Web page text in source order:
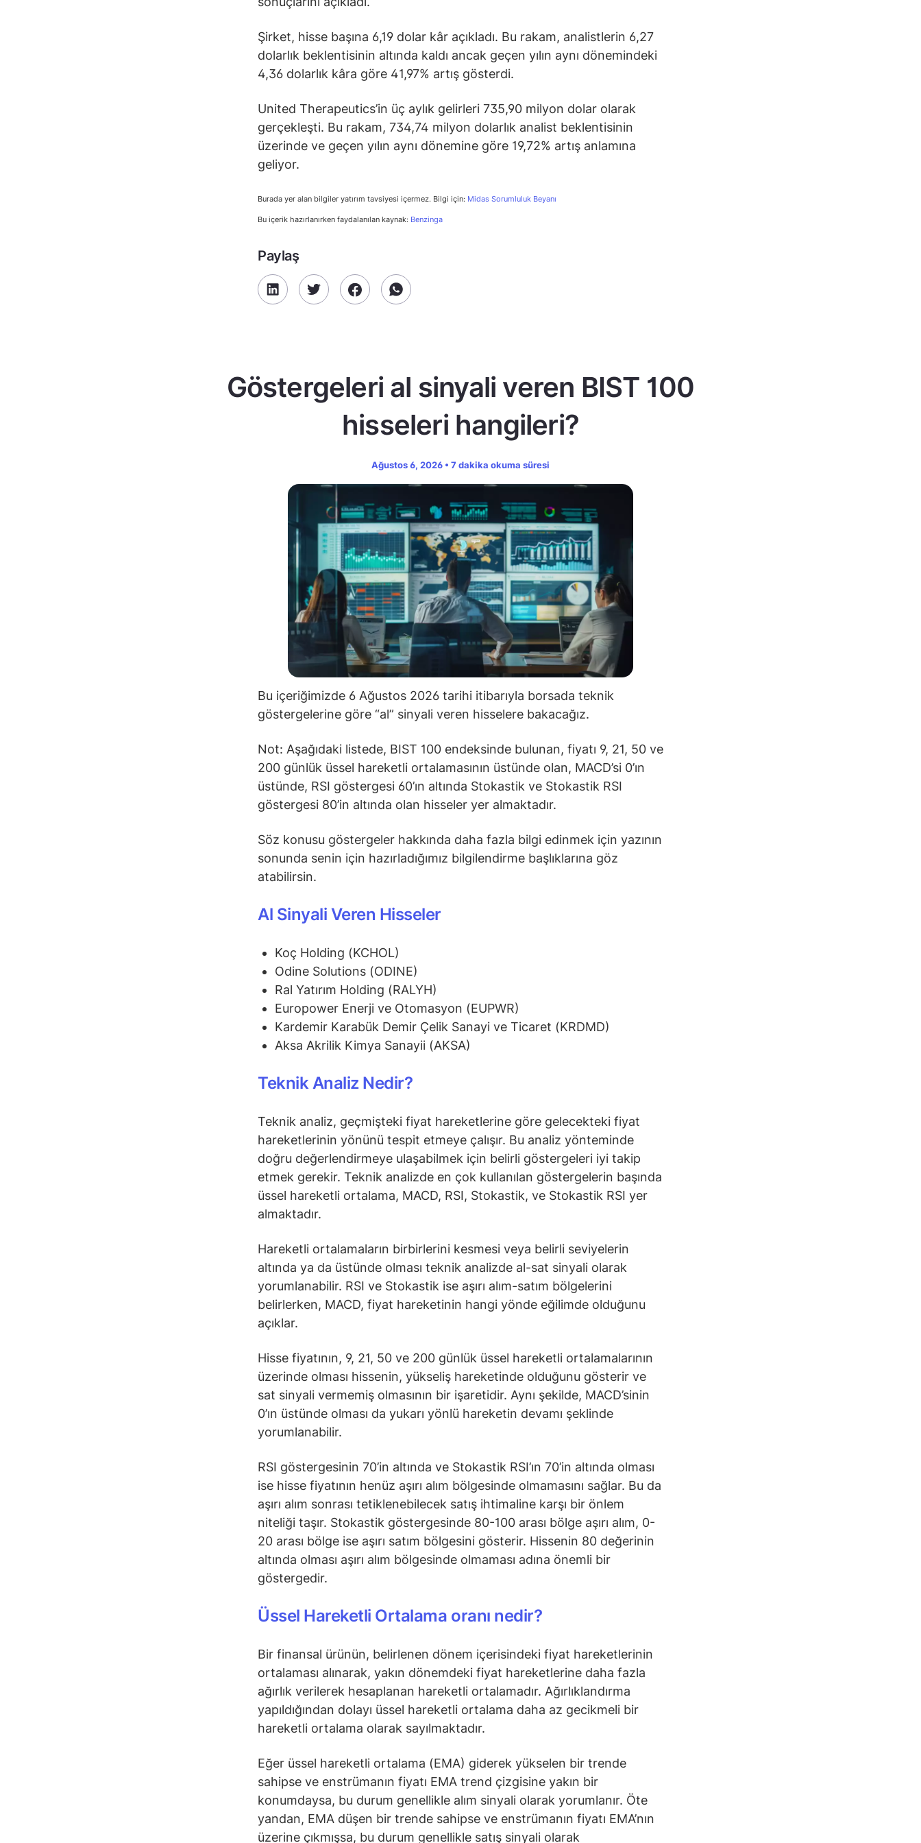
Şirket, hisse başına 6,19 dolar kâr açıkladı. Bu rakam, analistlerin 6,27
dolarlık beklentisinin altında kaldı ancak geçen yılın aynı dönemindeki
4,36 dolarlık kâra göre 41,97% artış gösterdi.
United Therapeutics’in üç aylık gelirleri 735,90 milyon dolar olarak
gerçekleşti. Bu rakam, 734,74 milyon dolarlık analist beklentisinin
üzerinde ve geçen yılın aynı dönemine göre 19,72% artış anlamına
geliyor.
Burada yer alan bilgiler yatırım tavsiyesi içermez. Bilgi için: Midas Sorumluluk Beyanı
Bu içerik hazırlanırken faydalanılan kaynak: Benzinga
Paylaş
Göstergeleri al sinyali veren BIST 100
hisseleri hangileri?
Ağustos 6, 2026 • 7 dakika okuma süresi
Bu içeriğimizde 6 Ağustos 2026 tarihi itibarıyla borsada teknik
göstergelerine göre “al” sinyali veren hisselere bakacağız.
Not: Aşağıdaki listede, BIST 100 endeksinde bulunan, fiyatı 9, 21, 50 ve
200 günlük üssel hareketli ortalamasının üstünde olan, MACD’si 0’ın
üstünde, RSI göstergesi 60’ın altında Stokastik ve Stokastik RSI
göstergesi 80’in altında olan hisseler yer almaktadır.
Söz konusu göstergeler hakkında daha fazla bilgi edinmek için yazının
sonunda senin için hazırladığımız bilgilendirme başlıklarına göz
atabilirsin.
Al Sinyali Veren Hisseler
Koç Holding (KCHOL)
Odine Solutions (ODINE)
Ral Yatırım Holding (RALYH)
Europower Enerji ve Otomasyon (EUPWR)
Kardemir Karabük Demir Çelik Sanayi ve Ticaret (KRDMD)
Aksa Akrilik Kimya Sanayii (AKSA)
Teknik Analiz Nedir?
Teknik analiz, geçmişteki fiyat hareketlerine göre gelecekteki fiyat
hareketlerinin yönünü tespit etmeye çalışır. Bu analiz yönteminde
doğru değerlendirmeye ulaşabilmek için belirli göstergeleri iyi takip
etmek gerekir. Teknik analizde en çok kullanılan göstergelerin başında
üssel hareketli ortalama, MACD, RSI, Stokastik, ve Stokastik RSI yer
almaktadır.
Hareketli ortalamaların birbirlerini kesmesi veya belirli seviyelerin
altında ya da üstünde olması teknik analizde al-sat sinyali olarak
yorumlanabilir. RSI ve Stokastik ise aşırı alım-satım bölgelerini
belirlerken, MACD, fiyat hareketinin hangi yönde eğilimde olduğunu
açıklar.
Hisse fiyatının, 9, 21, 50 ve 200 günlük üssel hareketli ortalamalarının
üzerinde olması hissenin, yükseliş hareketinde olduğunu gösterir ve
sat sinyali vermemiş olmasının bir işaretidir. Aynı şekilde, MACD’sinin
0’ın üstünde olması da yukarı yönlü hareketin devamı şeklinde
yorumlanabilir.
RSI göstergesinin 70’in altında ve Stokastik RSI’ın 70’in altında olması
ise hisse fiyatının henüz aşırı alım bölgesinde olmamasını sağlar. Bu da
aşırı alım sonrası tetiklenebilecek satış ihtimaline karşı bir önlem
niteliği taşır. Stokastik göstergesinde 80-100 arası bölge aşırı alım, 0-
20 arası bölge ise aşırı satım bölgesini gösterir. Hissenin 80 değerinin
altında olması aşırı alım bölgesinde olmaması adına önemli bir
göstergedir.
Üssel Hareketli Ortalama oranı nedir?
Bir finansal ürünün, belirlenen dönem içerisindeki fiyat hareketlerinin
ortalaması alınarak, yakın dönemdeki fiyat hareketlerine daha fazla
ağırlık verilerek hesaplanan hareketli ortalamadır. Ağırlıklandırma
yapıldığından dolayı üssel hareketli ortalama daha az gecikmeli bir
hareketli ortalama olarak sayılmaktadır.
Eğer üssel hareketli ortalama (EMA) giderek yükselen bir trende
sahipse ve enstrümanın fiyatı EMA trend çizgisine yakın bir
konumdaysa, bu durum genellikle alım sinyali olarak yorumlanır. Öte
yandan, EMA düşen bir trende sahipse ve enstrümanın fiyatı EMA’nın
üzerine çıkmışsa, bu durum genellikle satış sinyali olarak